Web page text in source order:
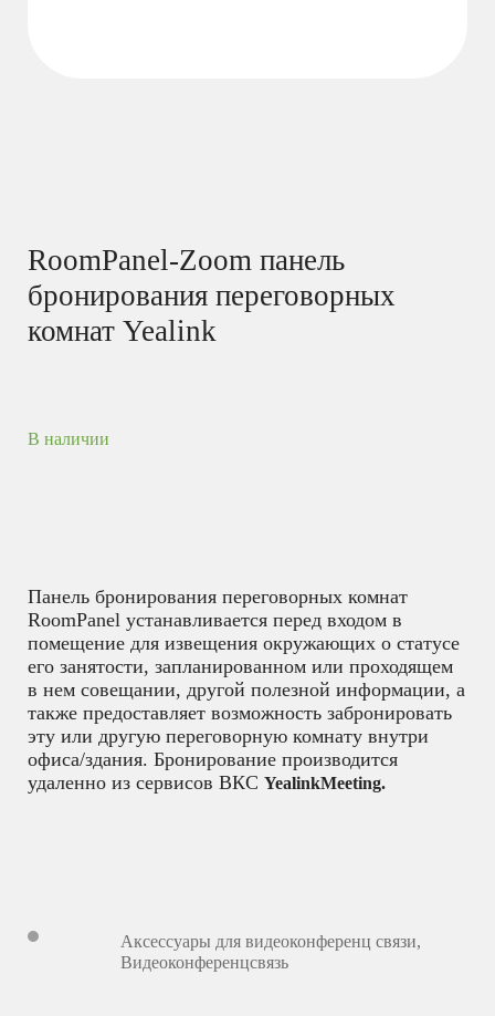
RoomPanel-Zoom панель
бронирования переговорных
комнат Yealink
В наличии
Панель бронирования переговорных комнат
RoomPanel устанавливается перед входом в
помещение для извещения окружающих о статусе
его занятости, запланированном или проходящем
в нем совещании, другой полезной информации, а
также предоставляет возможность забронировать
эту или другую переговорную комнату внутри
офиса/здания. Бронирование производится
удаленно из сервисов ВКС YealinkMeeting.
Аксессуары для видеоконференц связи,
Видеоконференцсвязь